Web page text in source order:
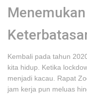
Kembali pada tahun
kita hidup. Ketika
menjadi kacau. Rapat
jam kerja pun meluas